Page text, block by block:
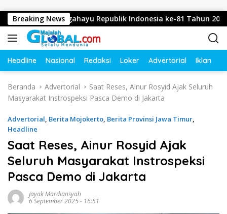
Breaking News
Dirgahayu Republik Indonesia ke-81 Tahun 2026
Headline Nasional Redaksi Loker Advertorial Iklan
Beranda Advertorial
Saat Reses, Ainur Rosyid Ajak Seluruh
Masyarakat Instrospeksi Pasca Demo di Jakarta
Advertorial, Berita Mojokerto, Berita Provinsi Jawa Timur,
Headline
Saat Reses, Ainur Rosyid Ajak
Seluruh Masyarakat Instrospeksi
Pasca Demo di Jakarta
Jayak Mardiansyah
6 September 2025 - 16:51